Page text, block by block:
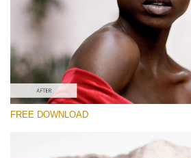
Luxe Wedding
(230 Lr Presets)
Must-Have Collection
(1432 Lr Presets)
Free download
FREE DOWNLOAD